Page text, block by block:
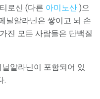
로신 (다른 아미노산 )으
닐알라닌은 쌓이고 뇌 손
진 모든 사람들은 단백질
알라닌이 포함되어 있
.